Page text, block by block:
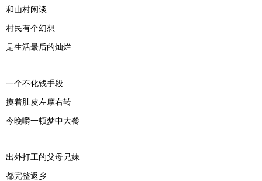
和山村闲谈
村民有个幻想
是生活最后的灿烂
一个不化钱手段
摸着肚皮左摩右转
今晚嚼一顿梦中大餐
出外打工的父母兄妹
都完整返乡